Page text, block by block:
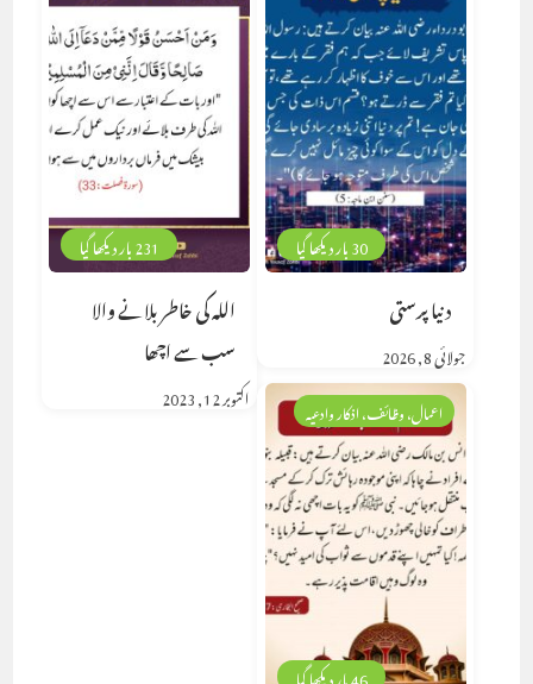
231 بار دیکھا گیا
اللہ کی خاطر بلانے والا
سب سے اچھا
اکتوبر 12, 2023
30 بار دیکھا گیا
دنیا پرستی
جولائی 8, 2026
46 بار دیکھا گیا
اعمال، وظائف، اذکار وادعیہ